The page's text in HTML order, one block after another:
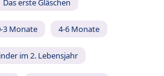
Das erste Gläschen
3 Monate 4-6 Monate
im 2. Lebensjahr